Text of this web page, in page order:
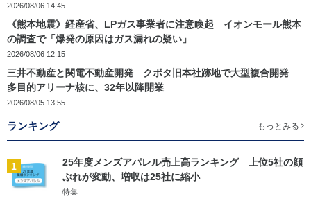
2026/08/06 14:45
《熊本地震》経産省、LPガス事業者に注意喚起 イオンモール熊本
の調査で「爆発の原因はガス漏れの疑い」
2026/08/06 12:15
三井不動産と関電不動産開発 クボタ旧本社跡地で大型複合開発
多目的アリーナ核に、32年以降開業
2026/08/05 13:55
ランキング もっとみる
1
25年度メンズアパレル売上高ランキング 上位5社の顔
ぶれが変動、増収は25社に縮小
特集